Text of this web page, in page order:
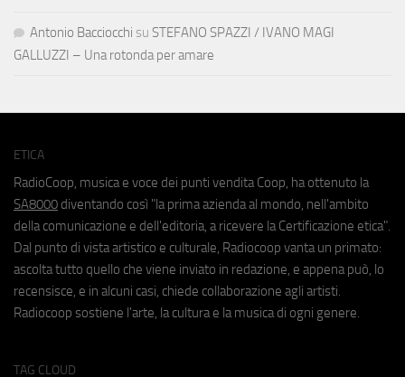
Antonio Bacciocchi su STEFANO SPAZZI / IVANO MAGI
GALLUZZI – Una rotonda per amare
ETICA
RadioCoop, musica e voce dei punti vendita Coop, ha ottenuto la
SA8000 diventando così "la prima azienda al mondo, nell'ambito
della comunicazione e dell'editoria, a ricevere la Certificazione etica".
Dal punto di vista artistico e culturale, Radiocoop vanta un primato:
ascolta tutto quello che viene inviato in redazione, e appena può, lo
recensisce, e in alcuni casi, chiede collaborazione agli artisti.
Radiocoop sostiene l'arte, la cultura e la musica di ogni genere.
TAG CLOUD